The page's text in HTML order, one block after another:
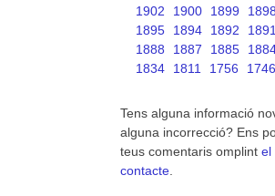
1902
1900 1899 1898
1895
1894 1892 1891
1888
1887 1885
1834
1811 1756 1746
Tens alguna informació
alguna incorrecció? Ens
teus comentaris omplint el
contacte